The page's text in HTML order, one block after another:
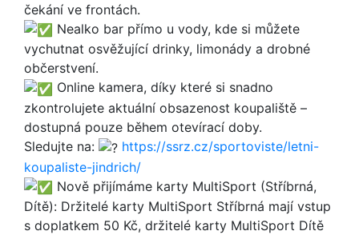
čekání ve frontách.
Nealko bar přímo u vody, kde si můžete
vychutnat osvěžující drinky, limonády a drobné
občerstvení.
Online kamera, díky které si snadno
zkontrolujete aktuální obsazenost koupaliště –
dostupná pouze během otevírací doby.
Sledujte na:
https://ssrz.cz/sportoviste/letni-
koupaliste-jindrich/
Nově přijímáme karty MultiSport (Stříbrná,
Dítě): Držitelé karty MultiSport Stříbrná mají vstup
s doplatkem 50 Kč, držitelé karty MultiSport Dítě